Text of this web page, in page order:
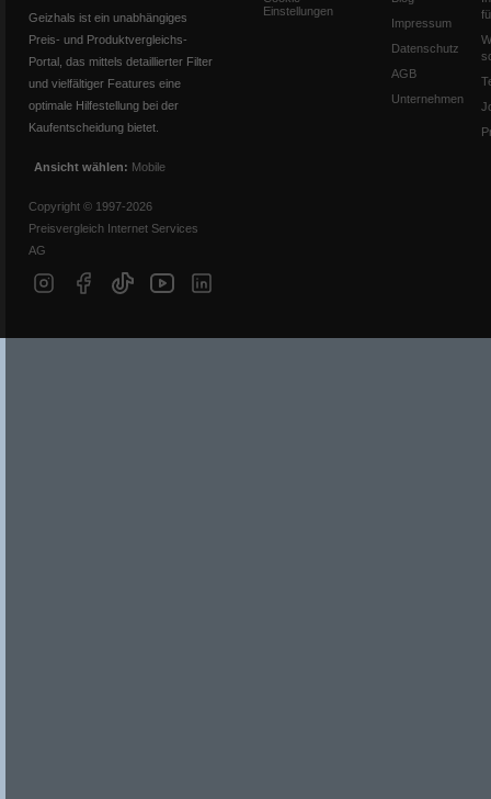
Geizhals ist ein unabhängiges
Preis- und Produktvergleichs-
Portal, das mittels detaillierter Filter
und vielfältiger Features eine
optimale Hilfestellung bei der
Kaufentscheidung bietet.
Ansicht wählen: Mobile
Copyright © 1997-2026
Preisvergleich Internet Services
AG
Einstellungen
Impressum
Datenschutz
AGB
Unternehmen